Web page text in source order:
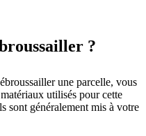
?
une parcelle, vous
utilisés pour cette
sont généralement mis à votre